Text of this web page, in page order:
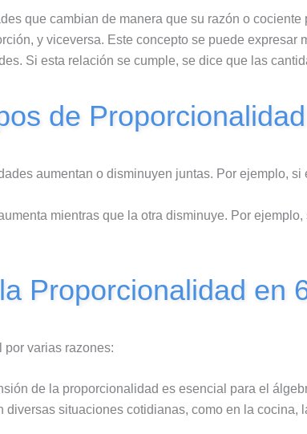
que cambian de manera que su razón o
y viceversa. Este concepto se puede expresar
Si esta relación se cumple, se dice que las
de Proporcionalidad
aumentan o disminuyen juntas. Por ejemplo,
mientras que la otra disminuye. Por
Proporcionalidad en
por varias razones:
de la proporcionalidad es esencial para el
diversas situaciones cotidianas, como en la cocina,